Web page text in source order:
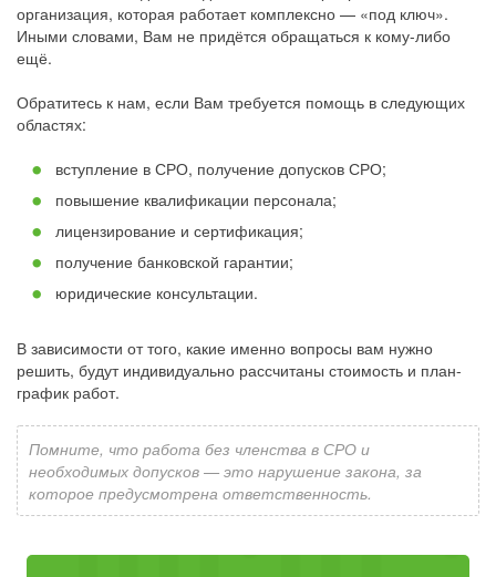
организация, которая работает комплексно — «под ключ».
Иными словами, Вам не придётся обращаться к кому-либо
ещё.
Обратитесь к нам, если Вам требуется помощь в следующих
областях:
вступление в СРО, получение допусков СРО;
повышение квалификации персонала;
лицензирование и сертификация;
получение банковской гарантии;
юридические консультации.
В зависимости от того, какие именно вопросы вам нужно
решить, будут индивидуально рассчитаны стоимость и план-
график работ.
Помните, что работа без членства в СРО и
необходимых допусков — это нарушение закона, за
которое предусмотрена ответственность.